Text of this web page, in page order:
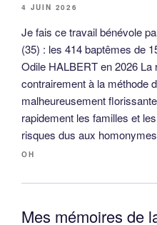
4 JUIN 2026
Je fais ce travail bénévole
(35) : les 414 baptêmes de
Odile HALBERT en 2026 La
contrairement à la méthode
malheureusement
rapidement les familles et
risques dus aux
OH
Mes mémoires de